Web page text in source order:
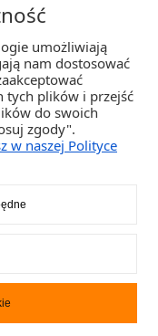
śląskie NIP: 645-241-94-33
+48796521697
umożliwiają
nam dostosować
tych plików i przejść
do swoich
zgody".
w naszej Polityce